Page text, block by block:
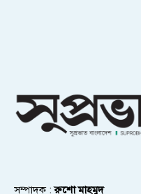
সম্পাদক :রুশো মাহমুদ